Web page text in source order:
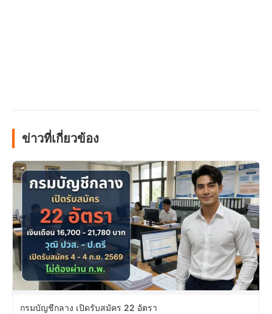
ข่าวที่เกี่ยวข้อง
กรมบัญชีกลาง เปิดรับสมัคร 22 อัตรา